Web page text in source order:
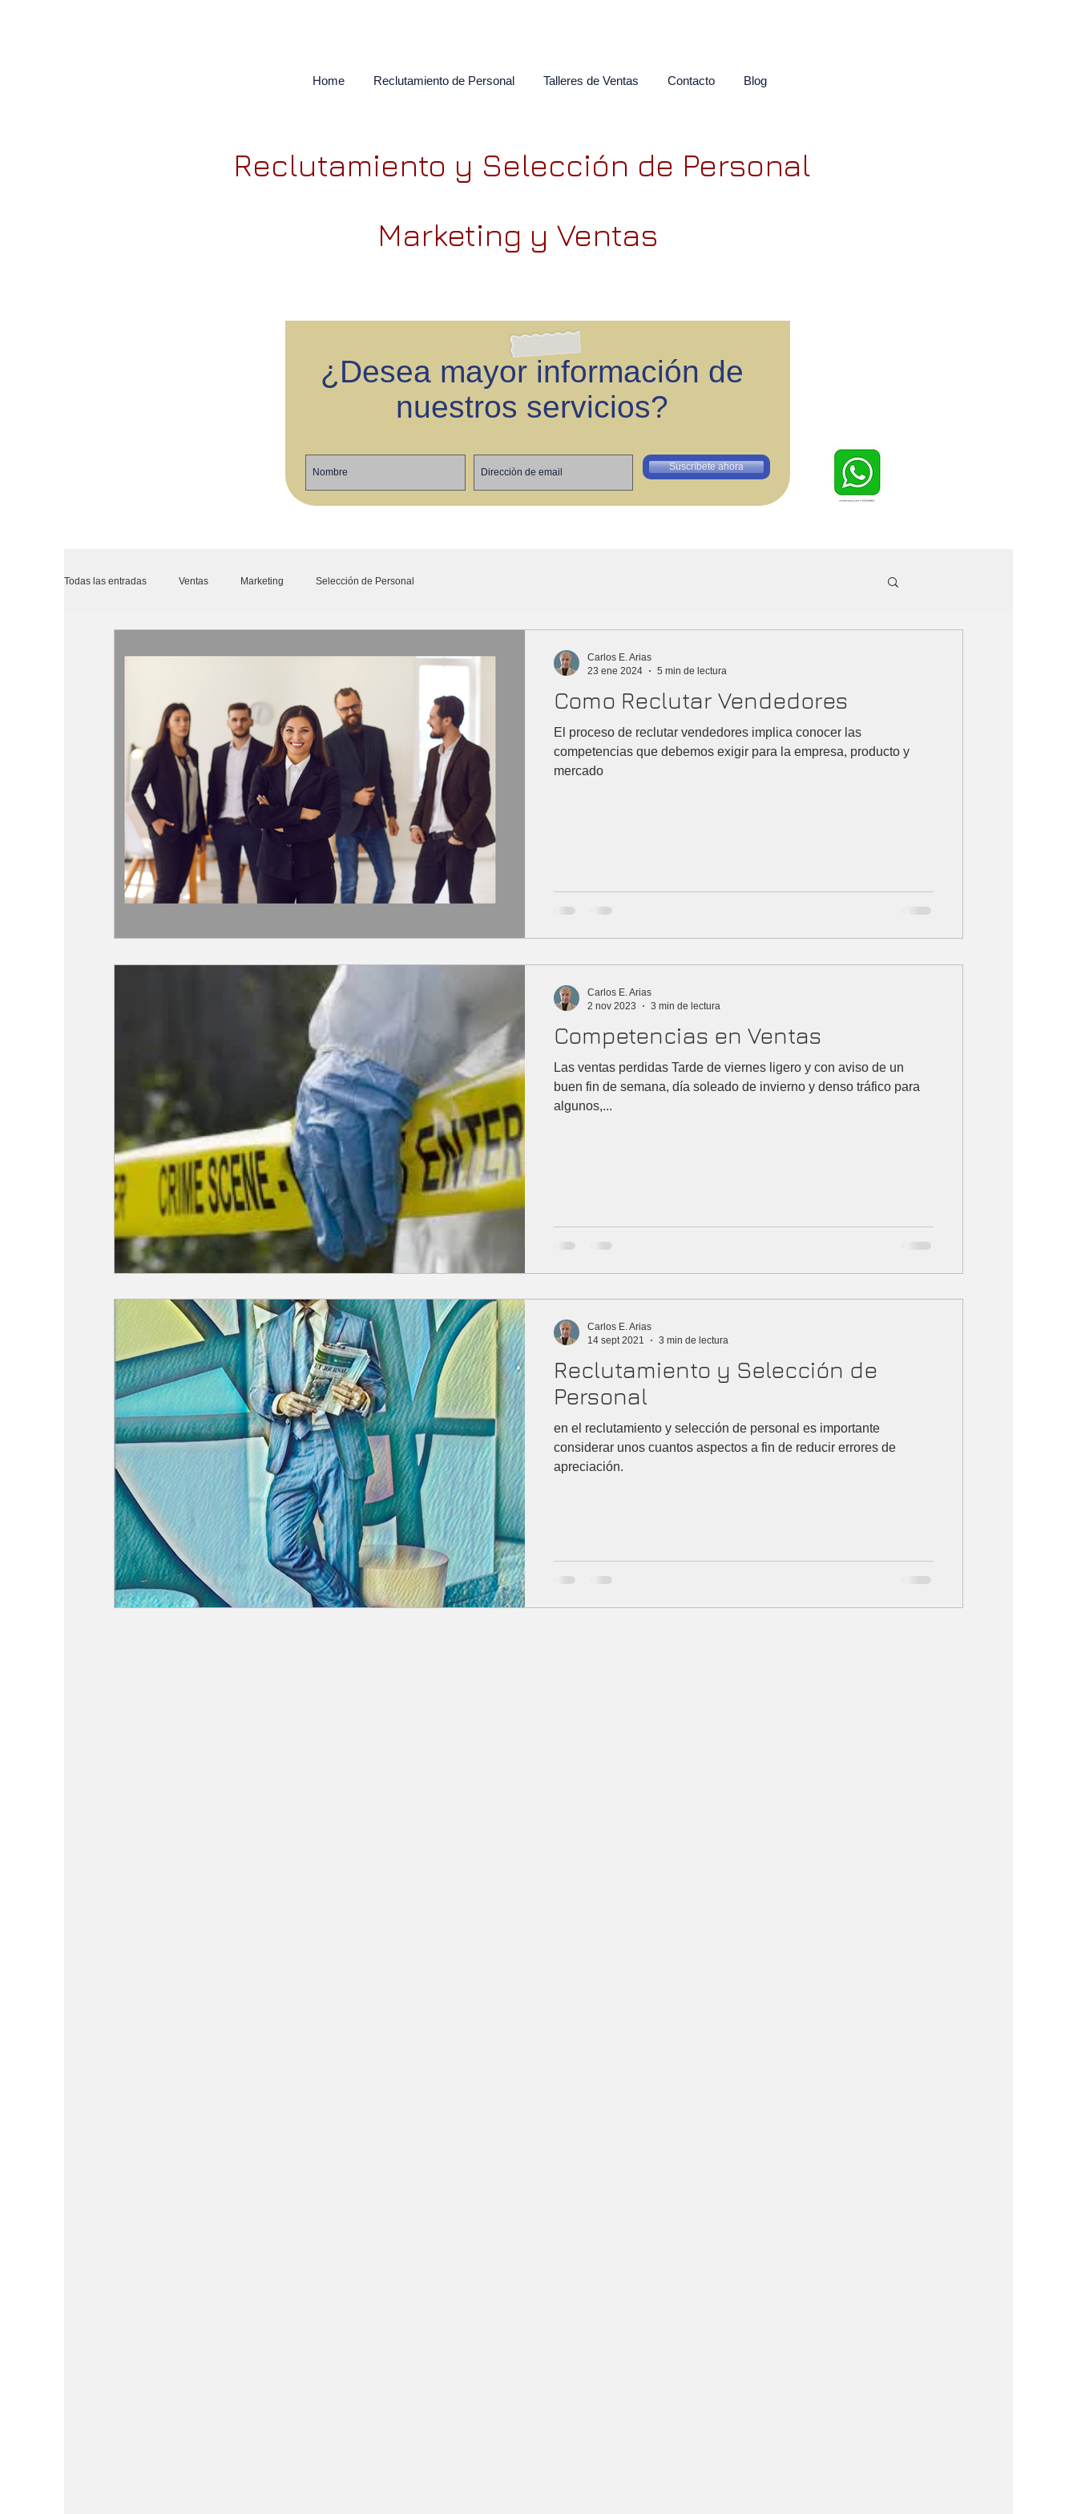
Home Reclutamiento de Personal Talleres de Ventas Contacto Blog
Reclutamiento y Selección de Personal
Marketing y Ventas
¿Desea mayor información de
nuestros servicios?
Suscríbete ahora
Todas las entradas Ventas Marketing Selección de Personal
Como Reclutar Vendedores
El proceso de reclutar vendedores implica conocer las
competencias que debemos exigir para la empresa, producto y
mercado
Carlos E. Arias
23 ene 2024
5 min de lectura
Competencias en Ventas
Las ventas perdidas Tarde de viernes ligero y con aviso de un
buen fin de semana, día soleado de invierno y denso tráfico para
algunos,...
Carlos E. Arias
2 nov 2023
3 min de lectura
Reclutamiento y Selección de
Personal
en el reclutamiento y selección de personal es importante
considerar unos cuantos aspectos a fin de reducir errores de
apreciación.
Carlos E. Arias
14 sept 2021
3 min de lectura